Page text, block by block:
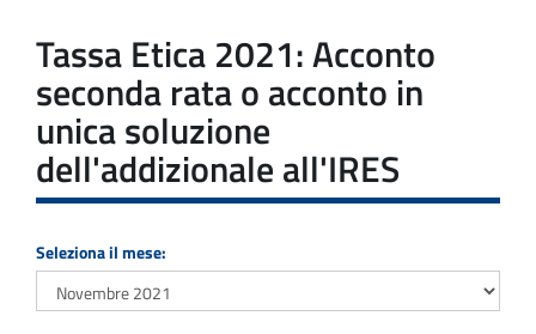
Tassa Etica 2021: Acconto
seconda rata o acconto in
unica soluzione
dell'addizionale all'IRES
Seleziona il mese: